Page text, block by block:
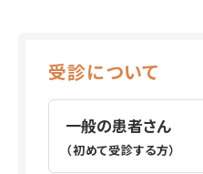
受診について
一般の患者さん
（初めて受診する方）